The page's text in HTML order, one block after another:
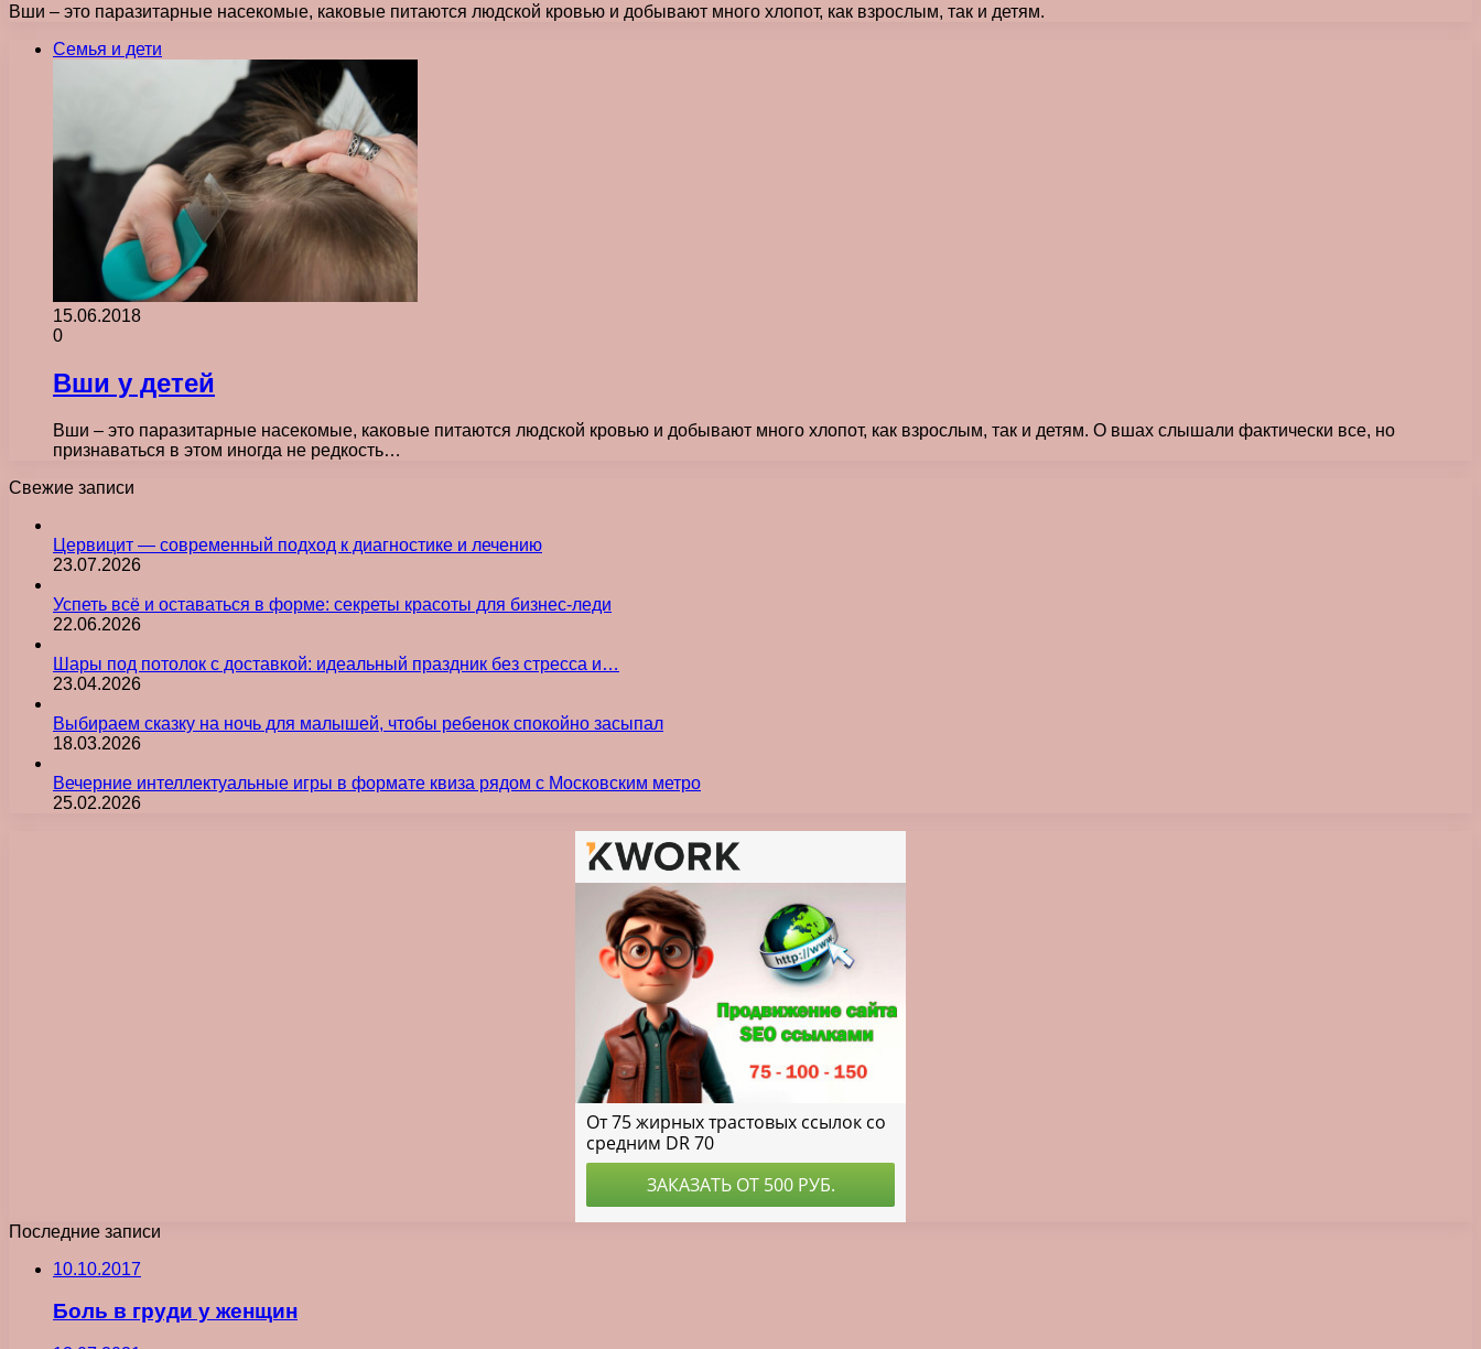
Вши – это паразитарные насекомые, каковые питаются людской кровью и добывают много хлопот, как взрослым, так и детям.
Семья и дети
15.06.2018
0
Вши у детей
Вши – это паразитарные насекомые, каковые питаются людской кровью и добывают много хлопот, как взрослым, так и детям. О вшах слышали фактически все, но
признаваться в этом иногда не редкость…
Свежие записи
Цервицит — современный подход к диагностике и лечению
23.07.2026
Успеть всё и оставаться в форме: секреты красоты для бизнес-леди
22.06.2026
Шары под потолок с доставкой: идеальный праздник без стресса и…
23.04.2026
Выбираем сказку на ночь для малышей, чтобы ребенок спокойно засыпал
18.03.2026
Вечерние интеллектуальные игры в формате квиза рядом с Московским метро
25.02.2026
Последние записи
10.10.2017
Боль в груди у женщин